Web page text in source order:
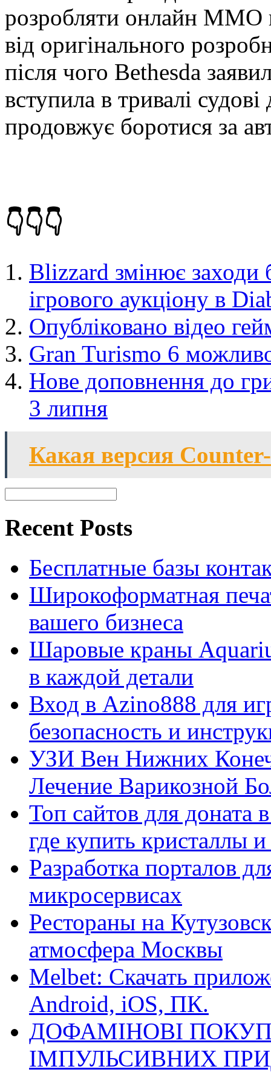
розробляти онлайн ММО
від оригінального
після чого Bethesda
вступила в тривалі
продовжує боротися за
👇👇👇
Blizzard змінює заходи
ігрового аукціону в
Опубліковано відео
Gran Turismo 6
Нове доповнення до
3 липня
Какая версия
Recent Posts
Бесплатные базы
Широкоформатная
вашего бизнеса
Шаровые краны
в каждой детали
Вход в Azino888 для
безопасность и
УЗИ Вен Нижних
Лечение Варикозной
Топ сайтов для
где купить кристаллы
Разработка порталов
микросервисах
Рестораны на
атмосфера Москвы
Melbet: Скачать
Android, iOS, ПК.
ДОФАМІНОВІ
ІМПУЛЬСИВНИХ